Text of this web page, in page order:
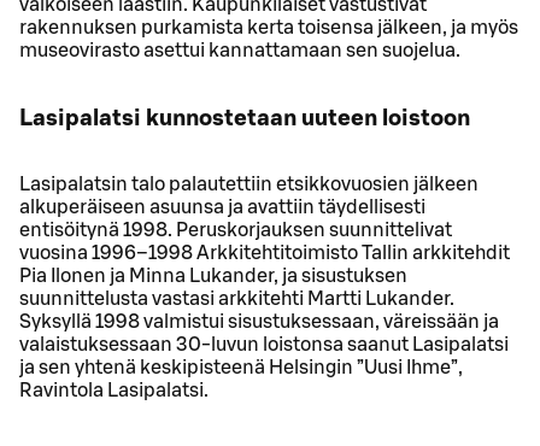
valkoiseen laastiin. Kaupunkilaiset vastustivat
rakennuksen purkamista kerta toisensa jälkeen, ja myös
museovirasto asettui kannattamaan sen suojelua.
Lasipalatsi kunnostetaan uuteen loistoon
Lasipalatsin talo palautettiin etsikkovuosien jälkeen
alkuperäiseen asuunsa ja avattiin täydellisesti
entisöitynä 1998. Peruskorjauksen suunnittelivat
vuosina 1996–1998 Arkkitehtitoimisto Tallin arkkitehdit
Pia Ilonen ja Minna Lukander, ja sisustuksen
suunnittelusta vastasi arkkitehti Martti Lukander.
Syksyllä 1998 valmistui sisustuksessaan, väreissään ja
valaistuksessaan 30-luvun loistonsa saanut Lasipalatsi
ja sen yhtenä keskipisteenä Helsingin ”Uusi Ihme”,
Ravintola Lasipalatsi.